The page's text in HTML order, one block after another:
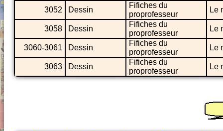
3052 Dessin
Fifiches du
proprofesseur
Le
3058 Dessin
Fifiches du
proprofesseur
Le
3060-3061 Dessin
Fifiches du
proprofesseur
Le
3063 Dessin
Fifiches du
proprofesseur
Le